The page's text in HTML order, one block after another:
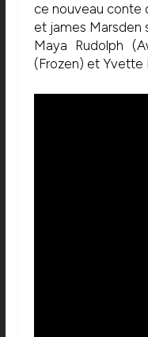
ce nouveau conte
et james Marsden
Maya Rudolph
(Frozen) et Yvette